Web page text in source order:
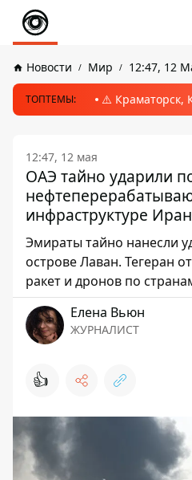
Новости Мир 12:47, 12
ТОПТЕМЫ: ⚠️ Краматорск,
12:47, 12 мая
ОАЭ тайно ударили
инфраструктуре
Эмираты тайно нанесли
острове Лаван. Тегеран
ракет и дронов по
Елена Вьюн
ЖУРНАЛИСТ
👍